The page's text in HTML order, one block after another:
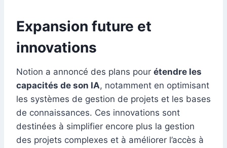
Expansion future et
innovations
Notion a annoncé des plans pour étendre les
capacités de son IA, notamment en optimisant
les systèmes de gestion de projets et les bases
de connaissances. Ces innovations sont
destinées à simplifier encore plus la gestion
des projets complexes et à améliorer l’accès à